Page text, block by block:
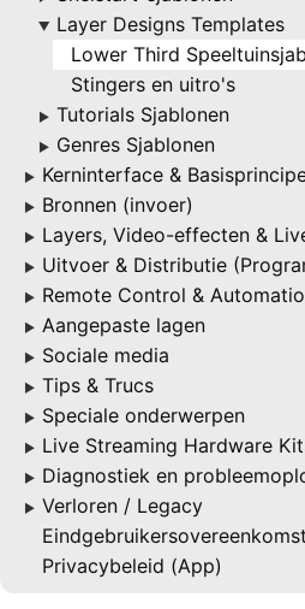
▶
Layer Designs Templates
Lower Third
Stingers en uitro's
▶ Tutorials Sjablonen
▶ Genres Sjablonen
▶ Kerninterface &
▶ Bronnen (invoer)
▶ Layers, Video-effecten &
▶ Uitvoer & Distributie
▶ Remote Control &
▶ Aangepaste lagen
▶ Sociale media
▶ Tips & Trucs
▶ Speciale onderwerpen
▶ Live Streaming Hardware
▶ Diagnostiek en
▶ Verloren / Legacy
Privacybeleid (App)